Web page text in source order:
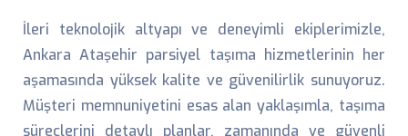
İleri teknolojik altyapı ve deneyimli ekiplerimizle,
Ankara Ataşehir parsiyel taşıma hizmetlerinin her
aşamasında yüksek kalite ve güvenilirlik sunuyoruz.
Müşteri memnuniyetini esas alan yaklaşımla, taşıma
süreçlerini detaylı planlar, zamanında ve güvenli